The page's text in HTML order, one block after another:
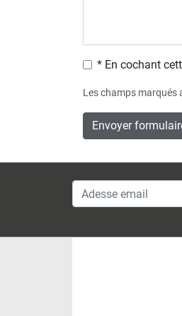
* En cochant
Les champs marqués
Envoyer
Adesse email